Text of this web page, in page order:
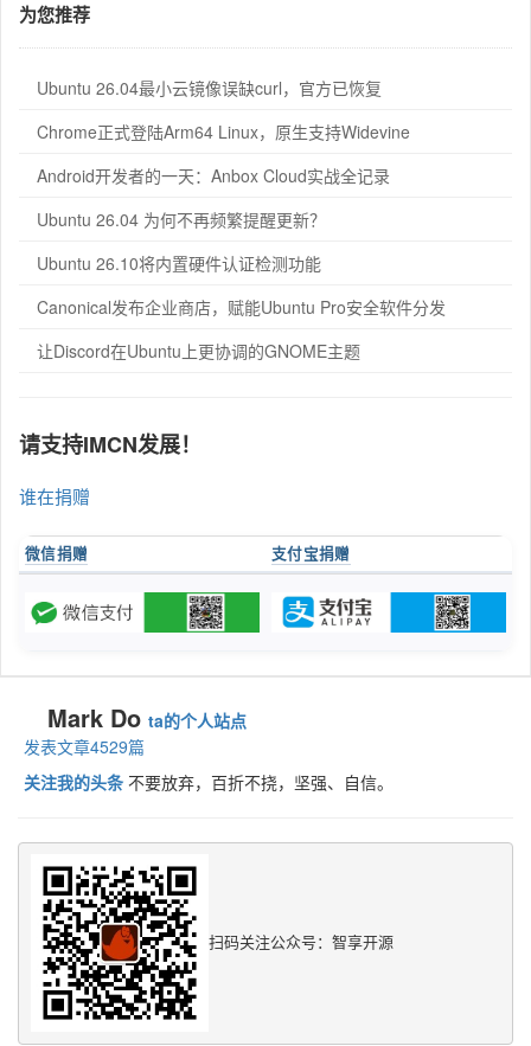
为您推荐
Ubuntu 26.04最小云镜像误缺curl，官方已恢复
Chrome正式登陆Arm64 Linux，原生支持Widevine
Android开发者的一天：Anbox Cloud实战全记录
Ubuntu 26.04 为何不再频繁提醒更新？
Ubuntu 26.10将内置硬件认证检测功能
Canonical发布企业商店，赋能Ubuntu Pro安全软件分发
让Discord在Ubuntu上更协调的GNOME主题
请支持IMCN发展！
谁在捐赠
微信捐赠 支付宝捐赠
Mark Do ta的个人站点
发表文章4529篇
关注我的头条 不要放弃，百折不挠，坚强、自信。
扫码关注公众号：智享开源